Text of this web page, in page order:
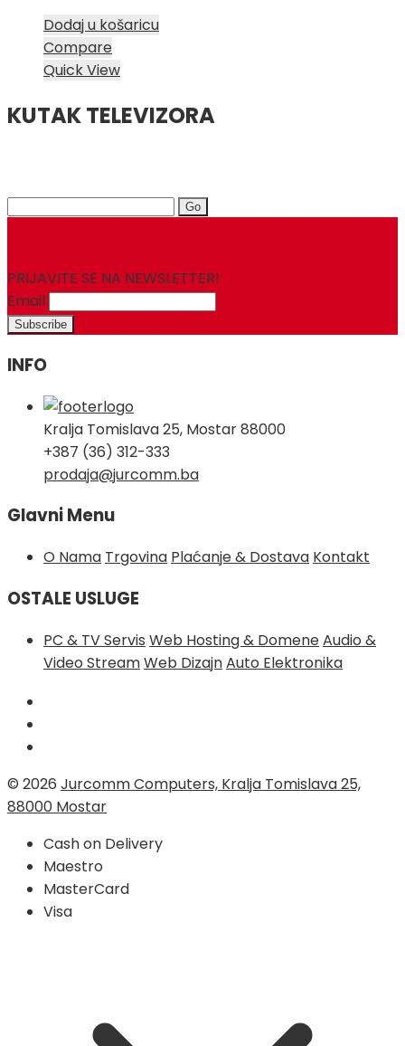
Dodaj u košaricu
Compare
Quick View
KUTAK TELEVIZORA
Search
PRIJAVITE SE NA NEWSLETTER!
Email
INFO
Kralja Tomislava 25, Mostar 88000
+387 (36) 312-333
prodaja@jurcomm.ba
Glavni Menu
O Nama Trgovina Plaćanje & Dostava Kontakt
OSTALE USLUGE
PC & TV Servis Web Hosting & DomeneAudio &
Video StreamWeb DizajnAuto Elektronika
© 2026 Jurcomm Computers, Kralja Tomislava 25,
88000 Mostar
Cash on Delivery
Maestro
MasterCard
Visa